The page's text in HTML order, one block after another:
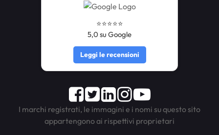
⭐️⭐️⭐️⭐️⭐️
5,0 su Google
Leggi le recensioni
Facebook
TwitterLinkedInInstagram
Youtube
I marchi registrati, le immagini e i nomi su questo sito
appartengono ai rispettivi proprietari